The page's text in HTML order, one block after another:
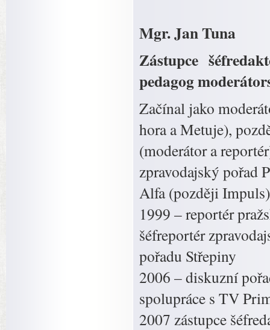
Mgr. Jan Tuna
Zástupce
pedagog
Začínal jako
hora a Metuje),
(moderátor a
zpravodajský pořad
Alfa (později
1999 – reportér
šéfreportér
pořadu Střepiny
2006 – diskuzní
spolupráce s TV
2007 zástupce